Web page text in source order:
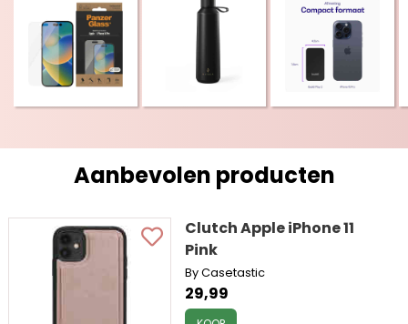
Aanbevolen producten
Clutch Apple iPhone 11
Pink
By Casetastic
29,99